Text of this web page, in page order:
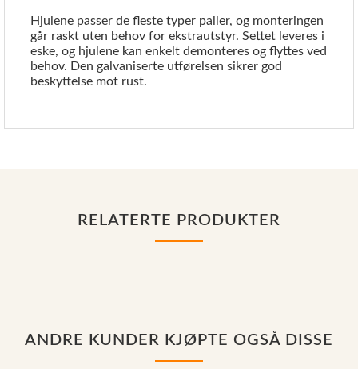
Hjulene passer de fleste typer paller, og monteringen
går raskt uten behov for ekstrautstyr. Settet leveres i
eske, og hjulene kan enkelt demonteres og flyttes ved
behov. Den galvaniserte utførelsen sikrer god
beskyttelse mot rust.
RELATERTE PRODUKTER
ANDRE KUNDER KJØPTE OGSÅ DISSE